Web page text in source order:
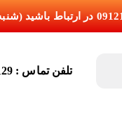
تلفن تماس : 57129 - 021